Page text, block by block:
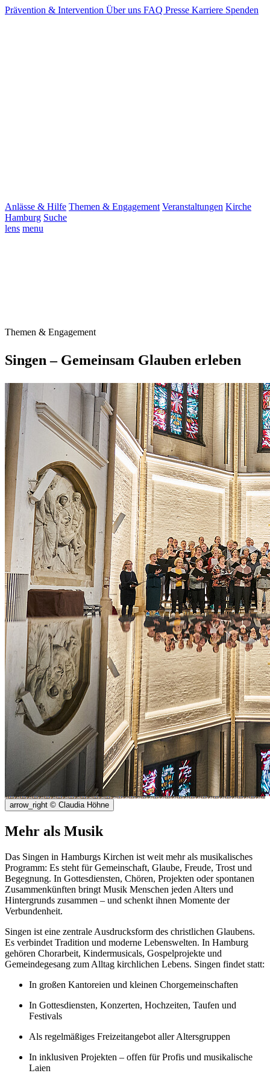
Prävention & Intervention Über uns FAQ Presse Karriere Spenden
Anlässe & Hilfe Themen & Engagement Veranstaltungen Kirche
Hamburg Suche
lens menu
Themen & Engagement
Singen – Gemeinsam Glauben erleben
arrow_right © Claudia Höhne
Mehr als Musik
Das Singen in Hamburgs Kirchen ist weit mehr als musikalisches
Programm: Es steht für Gemeinschaft, Glaube, Freude, Trost und
Begegnung. In Gottesdiensten, Chören, Projekten oder spontanen
Zusammenkünften bringt Musik Menschen jeden Alters und
Hintergrunds zusammen – und schenkt ihnen Momente der
Verbundenheit.
Singen ist eine zentrale Ausdrucksform des christlichen Glaubens.
Es verbindet Tradition und moderne Lebenswelten. In Hamburg
gehören Chorarbeit, Kindermusicals, Gospelprojekte und
Gemeindegesang zum Alltag kirchlichen Lebens. Singen findet statt:
In großen Kantoreien und kleinen Chorgemeinschaften
In Gottesdiensten, Konzerten, Hochzeiten, Taufen und
Festivals
Als regelmäßiges Freizeitangebot aller Altersgruppen
In inklusiven Projekten – offen für Profis und musikalische
Laien